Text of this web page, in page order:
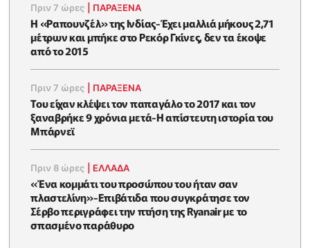
Πριν 7 ώρες ΠΑΡΑΞΕΝΑ
Η «Ραπουνζέλ» της Ινδίας-Έχει μαλλιά μήκους 2,71
μέτρων και μπήκε στο Ρεκόρ Γκίνες, δεν τα έκοψε
από το 2015
Πριν 7 ώρες ΠΑΡΑΞΕΝΑ
Του είχαν κλέψει τον παπαγάλο το 2017 και τον
ξαναβρήκε 9 χρόνια μετά-Η απίστευτη ιστορία του
Μπάρνεϊ
Πριν 8 ώρες ΕΛΛΑΔΑ
«Ένα κομμάτι του προσώπου του ήταν σαν
πλαστελίνη»-Επιβάτιδα που συγκράτησε τον
Σέρβο περιγράφει την πτήση της Ryanair με το
σπασμένο παράθυρο